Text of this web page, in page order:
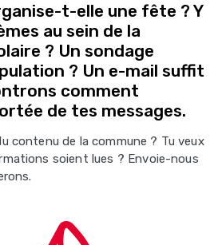
t-elle une fête ? Y
au sein de la
? Un sondage
? Un e-mail suffit
comment
de tes messages.
contenu de la commune ? Tu veux
soient lues ? Envoie-nous